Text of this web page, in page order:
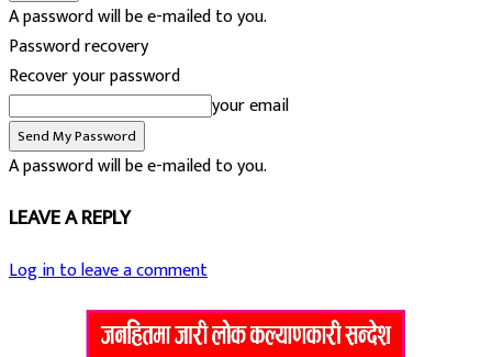
A password will be e-mailed to you.
Password recovery
Recover your password
your email
A password will be e-mailed to you.
LEAVE A REPLY
Log in to leave a comment